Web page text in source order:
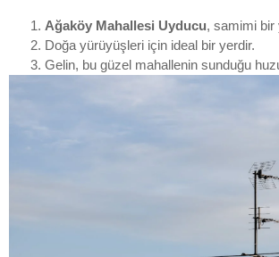
Ağaköy Mahallesi Uyducu, samimi bir
Doğa yürüyüşleri için ideal bir yerdir.
Gelin, bu güzel mahallenin sunduğu